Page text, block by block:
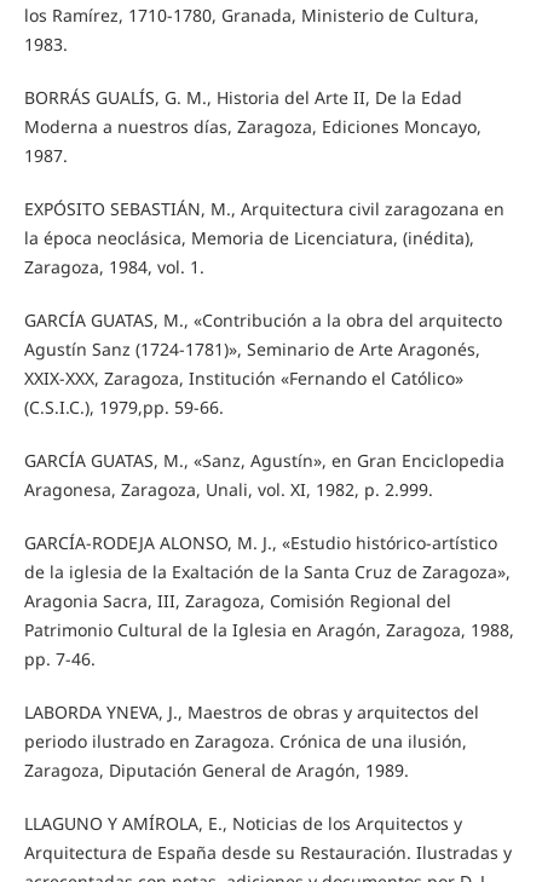
los Ramírez, 1710-1780, Granada, Ministerio de Cultura,
1983.
BORRÁS GUALÍS, G. M., Historia del Arte II, De la Edad
Moderna a nuestros días, Zaragoza, Ediciones Moncayo,
1987.
EXPÓSITO SEBASTIÁN, M., Arquitectura civil zaragozana en
la época neoclásica, Memoria de Licenciatura, (inédita),
Zaragoza, 1984, vol. 1.
GARCÍA GUATAS, M., «Contribución a la obra del arquitecto
Agustín Sanz (1724-1781)», Seminario de Arte Aragonés,
XXIX-XXX, Zaragoza, Institución «Fernando el Católico»
(C.S.I.C.), 1979,pp. 59-66.
GARCÍA GUATAS, M., «Sanz, Agustín», en Gran Enciclopedia
Aragonesa, Zaragoza, Unali, vol. XI, 1982, p. 2.999.
GARCÍA-RODEJA ALONSO, M. J., «Estudio histórico-artístico
de la iglesia de la Exaltación de la Santa Cruz de Zaragoza»,
Aragonia Sacra, III, Zaragoza, Comisión Regional del
Patrimonio Cultural de la Iglesia en Aragón, Zaragoza, 1988,
pp. 7-46.
LABORDA YNEVA, J., Maestros de obras y arquitectos del
periodo ilustrado en Zaragoza. Crónica de una ilusión,
Zaragoza, Diputación General de Aragón, 1989.
LLAGUNO Y AMÍROLA, E., Noticias de los Arquitectos y
Arquitectura de España desde su Restauración. Ilustradas y